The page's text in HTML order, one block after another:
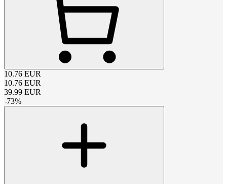
10.76 EUR
10.76 EUR
39.99 EUR
-73%